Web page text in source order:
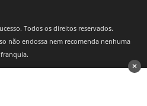
Todos os direitos reservados.
não endossa nem recomenda nenhuma
franquia.
✕